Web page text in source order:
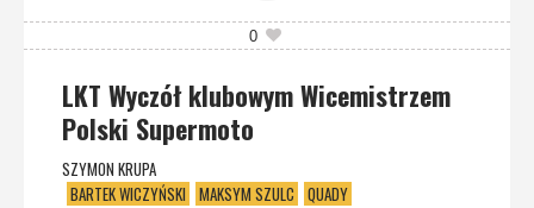
0
LKT Wyczół klubowym Wicemistrzem
Polski Supermoto
SZYMON KRUPA
BARTEK WICZYŃSKI MAKSYM SZULC QUADY